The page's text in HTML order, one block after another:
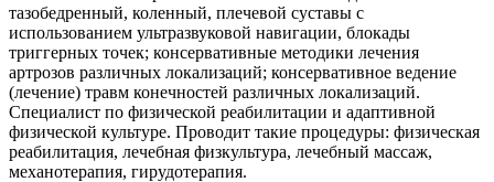
тазобедренный, коленный, плечевой суставы с
использованием ультразвуковой навигации, блокады
триггерных точек; консервативные методики лечения
артрозов различных локализаций; консервативное ведение
(лечение) травм конечностей различных локализаций.
Специалист по физической реабилитации и адаптивной
физической культуре. Проводит такие процедуры: физическая
реабилитация, лечебная физкультура, лечебный массаж,
механотерапия, гирудотерапия.